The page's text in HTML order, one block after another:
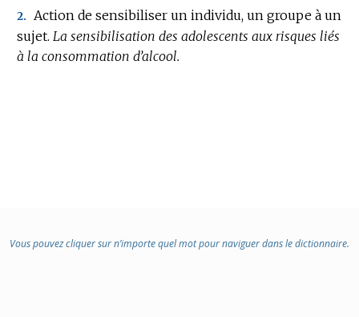
2. Action de sensibiliser un individu, un groupe à un
sujet. La sensibilisation des adolescents aux risques liés
à la consommation d’alcool.
Vous pouvez cliquer sur n’importe quel mot pour naviguer dans le dictionnaire.